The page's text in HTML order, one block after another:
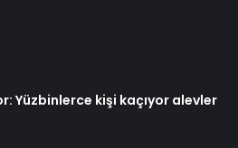
Yüzbinlerce kişi kaçıyor alevler